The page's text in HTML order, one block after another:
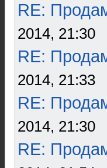
RE:
2014, 21:30
RE:
2014, 21:33
RE:
2014, 21:30
RE: